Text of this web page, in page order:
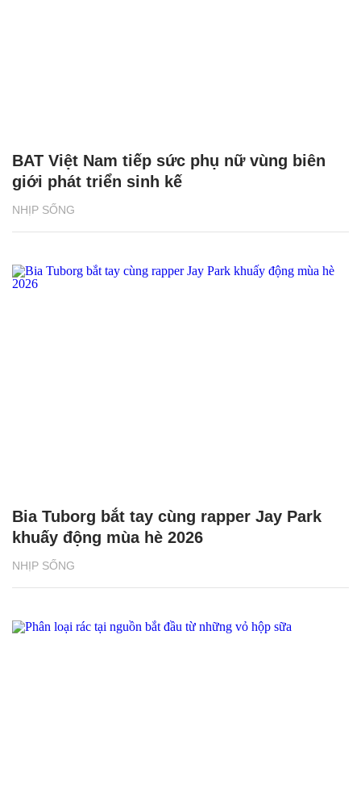
NHỊP SỐNG
BAT Việt Nam tiếp sức phụ nữ vùng biên
giới phát triển sinh kế
NHỊP SỐNG
Bia Tuborg bắt tay cùng rapper Jay Park
khuấy động mùa hè 2026